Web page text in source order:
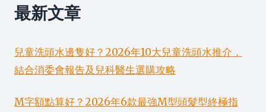
最新文章
兒童洗頭水邊隻好？2026年10大兒童洗頭水推介，
結合消委會報告及兒科醫生選購攻略
M字額點算好？2026年6款最強M型頭髮型終極指